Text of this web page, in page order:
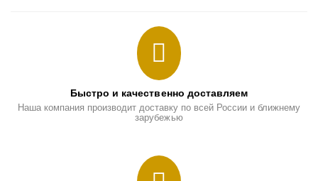
Быстро и качественно доставляем
Наша компания производит доставку по всей России и ближнему
зарубежью